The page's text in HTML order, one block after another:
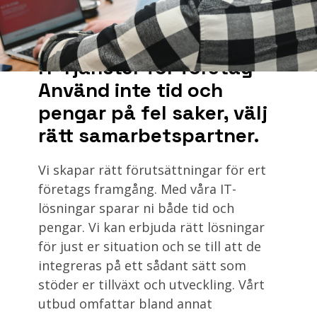
kan
uppdateras
till
Windows
11
IT-Tjänster för företag –
Använd inte tid och
pengar på fel saker, välj
rätt samarbetspartner.
Vi skapar rätt förutsättningar för ert
företags framgång. Med våra IT-
lösningar sparar ni både tid och
pengar. Vi kan erbjuda rätt lösningar
för just er situation och se till att de
integreras på ett sådant sätt som
stöder er tillväxt och utveckling. Vårt
utbud omfattar bland annat